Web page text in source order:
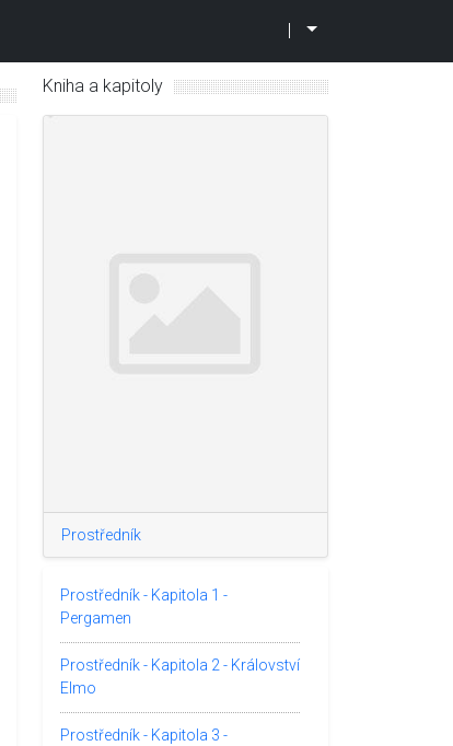
Kniha a kapitoly
Prostředník
Prostředník - Kapitola 1 -
Pergamen
Prostředník - Kapitola 2 - Království
Elmo
Prostředník - Kapitola 3 -